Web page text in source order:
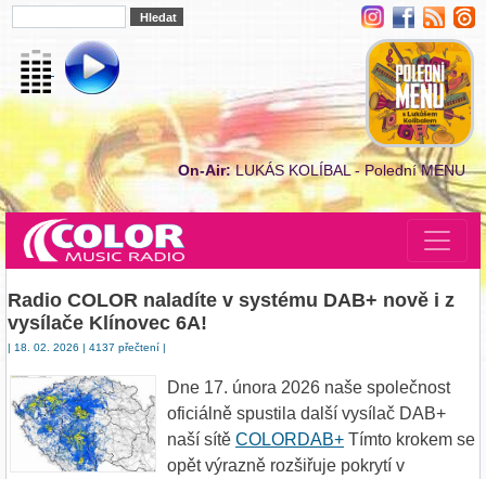
On-Air:LUKÁS KOLÍBAL - Polední MENU
Radio COLOR naladíte v systému DAB+ nově i z
vysílače Klínovec 6A!
| 18. 02. 2026 | 4137 přečtení |
Dne 17. února 2026 naše společnost
oficiálně spustila další vysílač DAB+
naší sítě COLORDAB+ Tímto krokem se
opět výrazně rozšiřuje pokrytí v